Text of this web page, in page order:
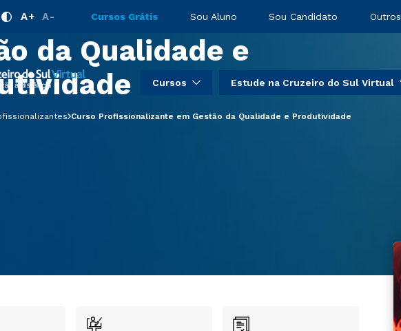
A+ A- Cursos Grátis Sou Aluno Sou Candidato Outros
Cursos Estude na Cruzeiro do Sul Virtual
Profissionalizante em
da Qualidade e
Curso Profissionalizante em Gestão da Qualidade e Produtividade